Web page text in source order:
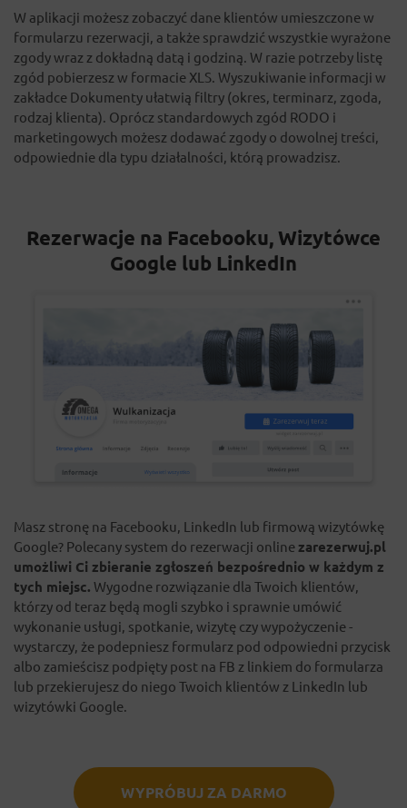
W aplikacji możesz zobaczyć dane klientów umieszczone w
formularzu rezerwacji, a także sprawdzić wszystkie wyrażone
zgody wraz z dokładną datą i godziną. W razie potrzeby listę
zgód pobierzesz w formacie XLS. Wyszukiwanie informacji w
zakładce Dokumenty ułatwią filtry (okres, terminarz, zgoda,
rodzaj klienta). Oprócz standardowych zgód RODO i
marketingowych możesz dodawać zgody o dowolnej treści,
odpowiednie dla typu działalności, którą prowadzisz.
Rezerwacje na Facebooku, Wizytówce
Google lub LinkedIn
Masz stronę na Facebooku, LinkedIn lub firmową wizytówkę
Google? Polecany system do rezerwacji online zarezerwuj.pl
umożliwi Ci zbieranie zgłoszeń bezpośrednio w każdym z
tych miejsc. Wygodne rozwiązanie dla Twoich klientów,
którzy od teraz będą mogli szybko i sprawnie umówić
wykonanie usługi, spotkanie, wizytę czy wypożyczenie -
wystarczy, że podepniesz formularz pod odpowiedni przycisk
albo zamieścisz podpięty post na FB z linkiem do formularza
lub przekierujesz do niego Twoich klientów z LinkedIn lub
wizytówki Google.
WYPRÓBUJ ZA DARMO